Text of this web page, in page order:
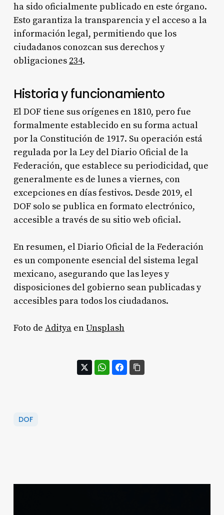
ha sido oficialmente publicado en este órgano.
Esto garantiza la transparencia y el acceso a la
información legal, permitiendo que los
ciudadanos conozcan sus derechos y
obligaciones 234.
Historia y funcionamiento
El DOF tiene sus orígenes en 1810, pero fue
formalmente establecido en su forma actual
por la Constitución de 1917. Su operación está
regulada por la Ley del Diario Oficial de la
Federación, que establece su periodicidad, que
generalmente es de lunes a viernes, con
excepciones en días festivos. Desde 2019, el
DOF solo se publica en formato electrónico,
accesible a través de su sitio web oficial.
En resumen, el Diario Oficial de la Federación
es un componente esencial del sistema legal
mexicano, asegurando que las leyes y
disposiciones del gobierno sean publicadas y
accesibles para todos los ciudadanos.
Foto de AdityaenUnsplash
DOF